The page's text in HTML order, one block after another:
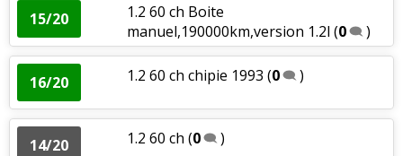
15/20
1.2 60 ch Boite
manuel,190000km,version 1.2l (0 )
16/20 1.2 60 ch chipie 1993 (0 )
14/20 1.2 60 ch (0 )